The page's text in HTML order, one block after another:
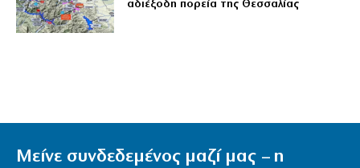
αδιέξοδη πορεία της Θεσσαλίας
Μείνε συνδεδεμένος μαζί μας – η